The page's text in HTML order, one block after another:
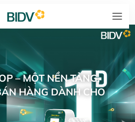
– MỘT NỀN TẢNG,
HÀNG DÀNH CHO